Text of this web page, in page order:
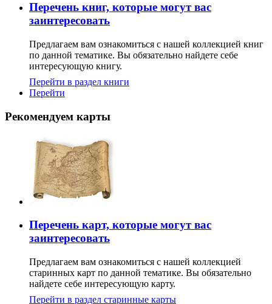
Перечень книг, которые могут вас
заинтересовать
Предлагаем вам ознакомиться с нашей коллекцией книг
по данной тематике. Вы обязательно найдете себе
интересующую книгу.
Перейти в раздел книги
Перейти
Рекомендуем карты
Перечень карт, которые могут вас
заинтересовать
Предлагаем вам ознакомиться с нашей коллекцией
старинных карт по данной тематике. Вы обязательно
найдете себе интересующую карту.
Перейти в раздел старинные карты